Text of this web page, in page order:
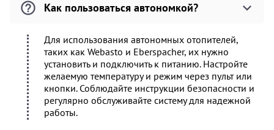
Как пользоваться автономкой?
Для использования автономных отопителей,
таких как Webasto и Eberspacher, их нужно
установить и подключить к питанию. Настройте
желаемую температуру и режим через пульт или
кнопки. Соблюдайте инструкции безопасности и
регулярно обслуживайте систему для надежной
работы.